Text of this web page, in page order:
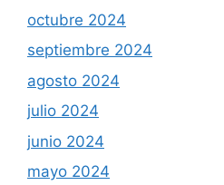
octubre 2024
septiembre 2024
agosto 2024
julio 2024
junio 2024
mayo 2024